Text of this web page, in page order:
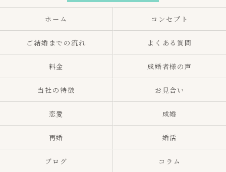
ホーム コンセプト
ご結婚までの流れ よくある質問
料金 成婚者様の声
当社の特徴 お見合い
恋愛 成婚
再婚 婚活
ブログ コラム